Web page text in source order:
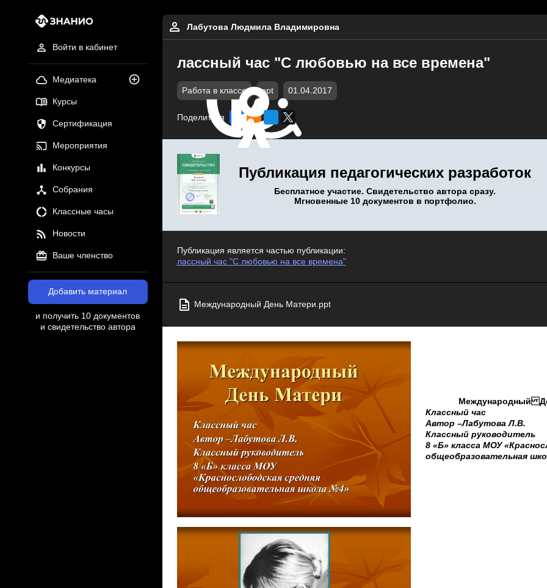
Войти в кабинет
Медиатека
Курсы
Сертификация
Мероприятия
Конкурсы
Собрания
Классные часы
Новости
Ваше членство
Добавить материал
и получить 10 документов
и свидетельство автора
Лабутова Людмила Владимировна
лассный час "С любовью на все времена"
Работа в классе ppt 01.04.2017
Поделиться
Публикация педагогических разработок
Бесплатное участие. Свидетельство автора сразу.
Мгновенные 10 документов в портфолио.
Публикация является частью публикации:
лассный час "С любовью на все времена"
Международный День Матери.ppt
Международный
Классный час
Автор –Лабутова Л.В.
Классный руководитель
8 «Б» класса МОУ
общеобразовательная